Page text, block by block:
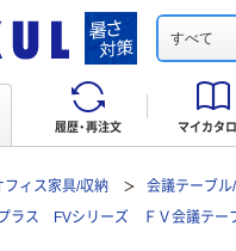
すべて
履歴・再注文 マイカタ
フィス家具/収納 会議テーブ
プラス FVシリーズ ＦＶ会議テ